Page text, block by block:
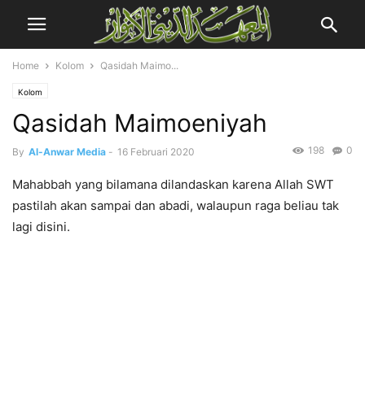
Home Kolom Qasidah Maimo...
Kolom
Qasidah Maimoeniyah
By Al-Anwar Media - 16 Februari 2020 0
198
Mahabbah yang bilamana dilandaskan karena Allah SWT
pastilah akan sampai dan abadi, walaupun raga beliau tak
lagi disini.